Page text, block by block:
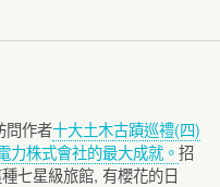
問作者十大土木古蹟巡禮(四)
力株式會社的最大成就。招
七星級旅館, 有櫻花的日